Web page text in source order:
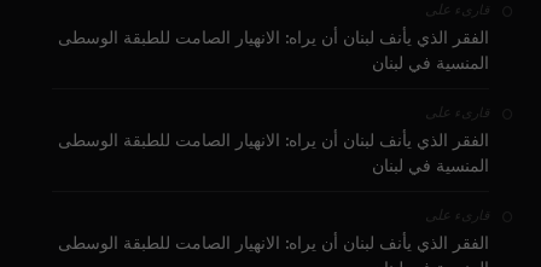
قارىء على
الفقر الذي يأنف لبنان أن يراه: الانهيار الصامت للطبقة الوسطى
المنسية في لبنان
قارىء على
الفقر الذي يأنف لبنان أن يراه: الانهيار الصامت للطبقة الوسطى
المنسية في لبنان
قارىء على
الفقر الذي يأنف لبنان أن يراه: الانهيار الصامت للطبقة الوسطى